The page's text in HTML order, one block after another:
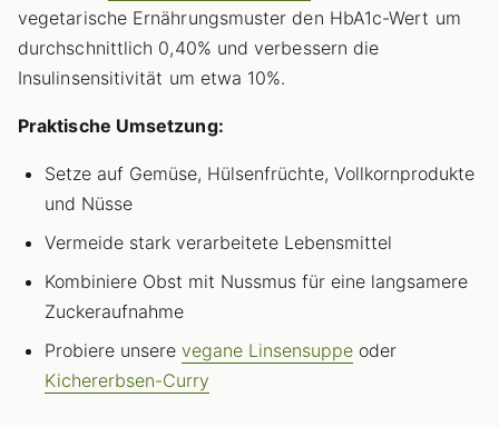
vegetarische Ernährungsmuster den HbA1c-Wert um
durchschnittlich 0,40% und verbessern die
Insulinsensitivität um etwa 10%.
Praktische Umsetzung:
Setze auf Gemüse, Hülsenfrüchte, Vollkornprodukte
und Nüsse
Vermeide stark verarbeitete Lebensmittel
Kombiniere Obst mit Nussmus für eine langsamere
Zuckeraufnahme
Probiere unsere vegane Linsensuppe oder
Kichererbsen-Curry